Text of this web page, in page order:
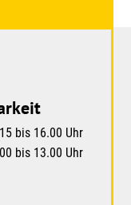
bis 16.00 Uhr
bis 13.00 Uhr